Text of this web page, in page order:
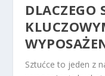
DLACZEGO
Sztućce to jeden z